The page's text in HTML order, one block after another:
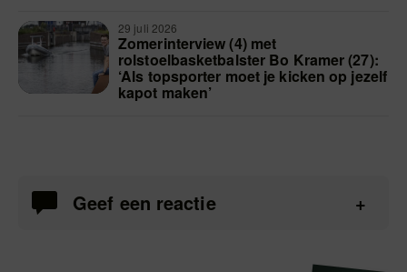
29 juli 2026
Zomerinterview (4) met
rolstoelbasketbalster Bo Kramer (27):
‘Als topsporter moet je kicken op jezelf
kapot maken’
Geef een reactie